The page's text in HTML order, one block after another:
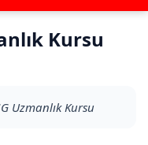
Kursu
Uzmanlık Kursu